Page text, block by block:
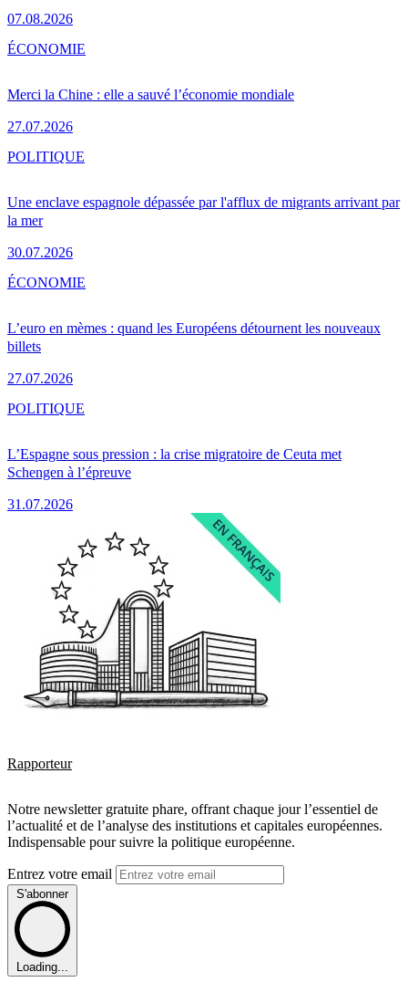
07.08.2026
Merci la Chine : elle a sauvé l’économie mondiale
27.07.2026
ÉCONOMIE
Une enclave espagnole dépassée par l'afflux de migrants arrivant par
la mer
30.07.2026
POLITIQUE
L’euro en mèmes : quand les Européens détournent les nouveaux
billets
27.07.2026
ÉCONOMIE
L’Espagne sous pression : la crise migratoire de Ceuta met
Schengen à l’épreuve
31.07.2026
POLITIQUE
Rapporteur
Notre newsletter gratuite phare, offrant chaque jour l’essentiel de
l’actualité et de l’analyse des institutions et capitales européennes.
Indispensable pour suivre la politique européenne.
Entrez votre email
S'abonner
Loading...